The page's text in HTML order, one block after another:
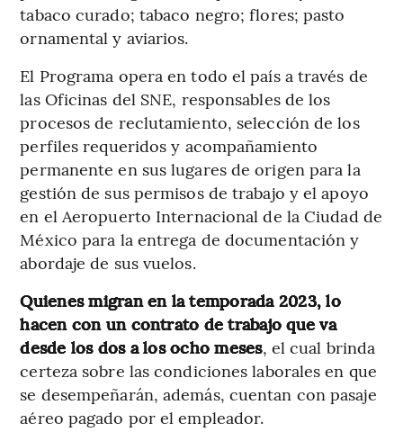
tabaco curado; tabaco negro; flores; pasto
ornamental y aviarios.
El Programa opera en todo el país a través de
las Oficinas del SNE, responsables de los
procesos de reclutamiento, selección de los
perfiles requeridos y acompañamiento
permanente en sus lugares de origen para la
gestión de sus permisos de trabajo y el apoyo
en el Aeropuerto Internacional de la Ciudad de
México para la entrega de documentación y
abordaje de sus vuelos.
Quienes migran en la temporada 2023, lo
hacen con un contrato de trabajo que va
desde los dos a los ocho meses, el cual brinda
certeza sobre las condiciones laborales en que
se desempeñarán, además, cuentan con pasaje
aéreo pagado por el empleador.